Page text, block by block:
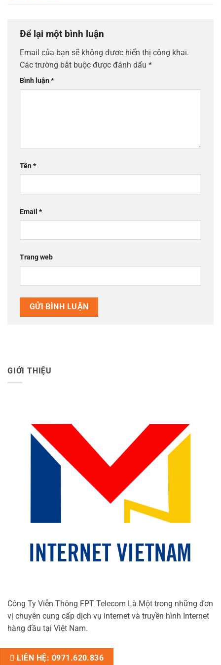
Để lại một bình luận
Email của bạn sẽ không được hiển thị công khai.
Các trường bắt buộc được đánh dấu *
Bình luận*
Tên*
Email *
Trang web
GIỚI THIỆU
Công Ty Viễn Thông FPT Telecom Là Một trong những đơn
vị chuyên cung cấp dịch vụ internet và truyền hình Internet
hàng đầu tại Việt Nam.
LIÊN HỆ: 0971.620.836